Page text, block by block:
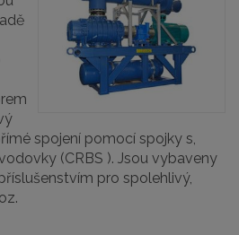
spojení pomocí spojky s,
(CRBS ). Jsou vybaveny
pro spolehlivý,